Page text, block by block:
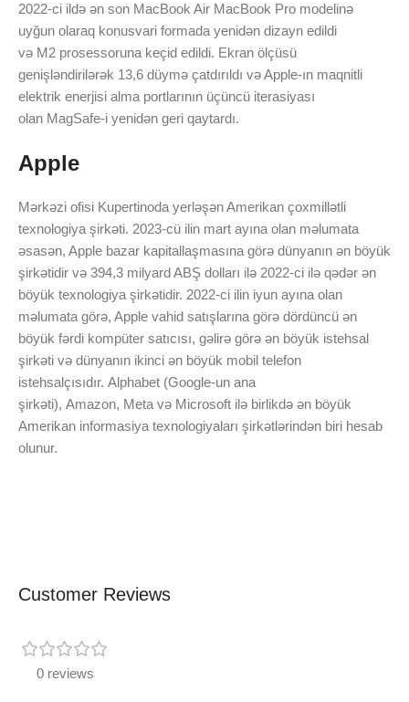
2022-ci ildə ən son MacBook Air MacBook Pro modelinə
uyğun olaraq konusvari formada yenidən dizayn edildi
və M2 prosessoruna keçid edildi. Ekran ölçüsü
genişləndirilərək 13,6 düymə çatdırıldı və Apple-ın maqnitli
elektrik enerjisi alma portlarının üçüncü iterasiyası
olan MagSafe-i yenidən geri qaytardı.
Apple
Mərkəzi ofisi Kupertinoda yerləşən Amerikan çoxmillətli
texnologiya şirkəti. 2023-cü ilin mart ayına olan məlumata
əsasən, Apple bazar kapitallaşmasına görə dünyanın ən böyük
şirkətidir və 394,3 milyard ABŞ dolları ilə 2022-ci ilə qədər ən
böyük texnologiya şirkətidir. 2022-ci ilin iyun ayına olan
məlumata görə, Apple vahid satışlarına görə dördüncü ən
böyük fərdi kompüter satıcısı, gəlirə görə ən böyük istehsal
şirkəti və dünyanın ikinci ən böyük mobil telefon
istehsalçısıdır. Alphabet (Google-un ana
şirkəti), Amazon, Meta və Microsoft ilə birlikdə ən böyük
Amerikan informasiya texnologiyaları şirkətlərindən biri hesab
olunur.
Customer Reviews
0 reviews